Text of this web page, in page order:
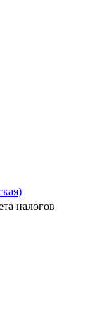
налогов